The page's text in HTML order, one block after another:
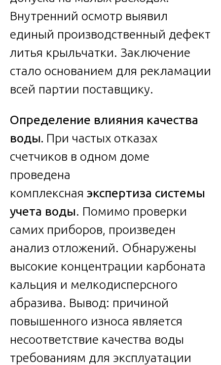
Внутренний осмотр выявил
единый производственный дефект
литья крыльчатки. Заключение
стало основанием для рекламации
всей партии поставщику.
Определение влияния качества
воды. При частых отказах
счетчиков в одном доме
проведена
комплексная экспертиза системы
учета воды. Помимо проверки
самих приборов, произведен
анализ отложений. Обнаружены
высокие концентрации карбоната
кальция и мелкодисперсного
абразива. Вывод: причиной
повышенного износа является
несоответствие качества воды
требованиям для эксплуатации